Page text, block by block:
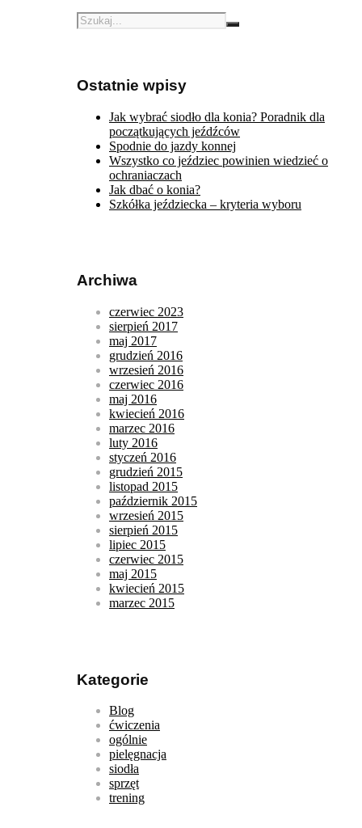
Ostatnie wpisy
Jak wybrać siodło dla konia? Poradnik dla
początkujących jeźdźców
Spodnie do jazdy konnej
Wszystko co jeździec powinien wiedzieć o
ochraniaczach
Jak dbać o konia?
Szkółka jeździecka – kryteria wyboru
Archiwa
czerwiec 2023
sierpień 2017
maj 2017
grudzień 2016
wrzesień 2016
czerwiec 2016
maj 2016
kwiecień 2016
marzec 2016
luty 2016
styczeń 2016
grudzień 2015
listopad 2015
październik 2015
wrzesień 2015
sierpień 2015
lipiec 2015
czerwiec 2015
maj 2015
kwiecień 2015
marzec 2015
Kategorie
Blog
ćwiczenia
ogólnie
pielęgnacja
siodła
sprzęt
trening